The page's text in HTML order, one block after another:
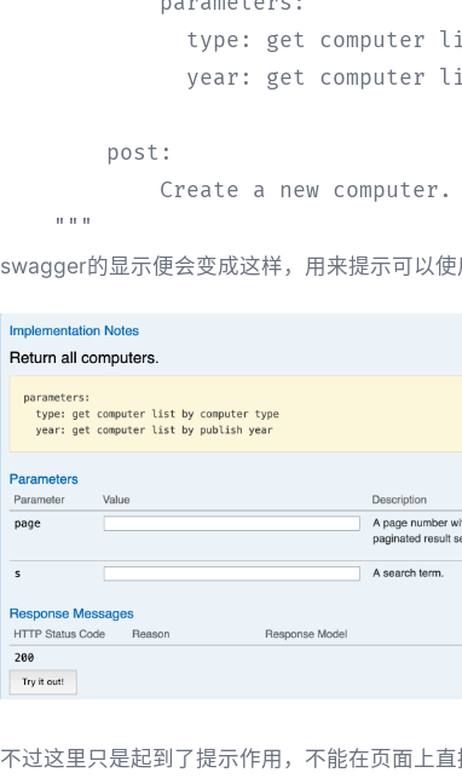
type: get computer
year: get computer
        post:
            Create a new computer.
    """
swagger的显示便会变成这样，用来提示可以使
不过这里只是起到了提示作用，不能在页面上